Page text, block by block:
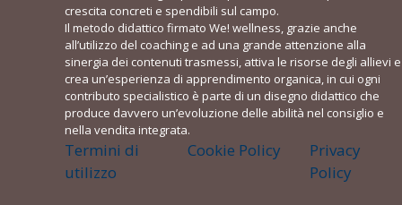
crescita concreti e spendibili sul campo.
Il metodo didattico firmato We! wellness, grazie anche
all’utilizzo del coaching e ad una grande attenzione alla
sinergia dei contenuti trasmessi, attiva le risorse degli allievi e
crea un’esperienza di apprendimento organica, in cui ogni
contributo specialistico è parte di un disegno didattico che
produce davvero un’evoluzione delle abilità nel consiglio e
nella vendita integrata.
Termini di
utilizzo
Cookie Policy
Privacy
Policy